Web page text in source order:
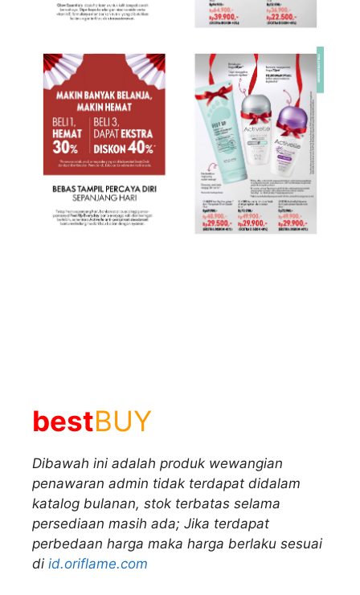
bestBUY
Dibawah ini adalah produk wewangian
penawaran admin tidak terdapat didalam
katalog bulanan, stok terbatas selama
persediaan masih ada; Jika terdapat
perbedaan harga maka harga berlaku sesuai
di id.oriflame.com